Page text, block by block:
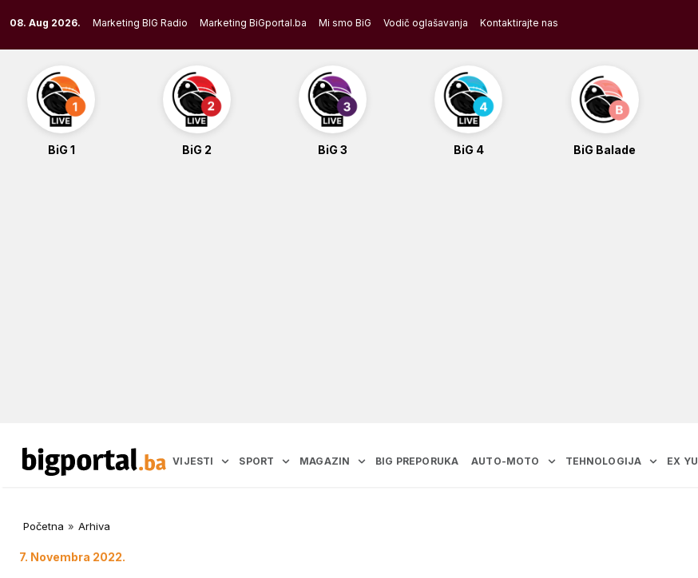
to
content
08. Aug 2026. Marketing BIG Radio Marketing BiGportal.ba Mi smo BiG Vodič oglašavanja Kontaktirajte nas
BiG 1 BiG 2 BiG 3 BiG 4 BiG Balade
VIJESTI SPORT MAGAZIN BIG PREPORUKA AUTO-MOTO TEHNOLOGIJA EX YU
Početna » Arhiva
7. Novembra 2022.